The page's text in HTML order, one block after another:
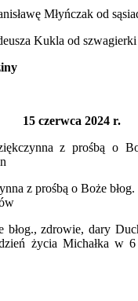
Młyńczak od
Kukla od
czerwca 2024 r.
z prośbą o
z prośbą o Boże
zdrowie, dary
życia Michałka w